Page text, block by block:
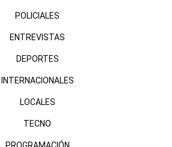
POLICIALES
ENTREVISTAS
DEPORTES
INTERNACIONALES
LOCALES
TECNO